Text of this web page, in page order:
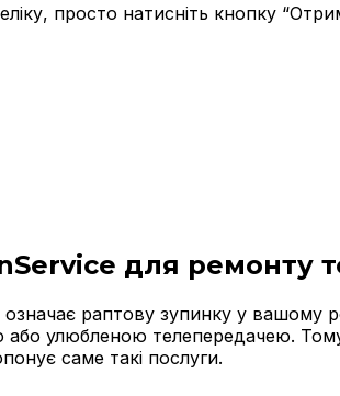
просто натисніть кнопку
для ремонту
означає раптову зупинку у
улюбленою телепередачею.
саме такі послуги.